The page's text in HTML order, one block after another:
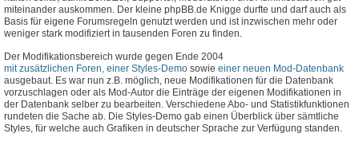
miteinander auskommen. Der kleine phpBB.de Knigge durfte und darf auch als
Basis für eigene Forumsregeln genutzt werden und ist inzwischen mehr oder
weniger stark modifiziert in tausenden Foren zu finden.
Der Modifikationsbereich wurde gegen Ende 2004
mit zusätzlichen Foren, einer Styles-Demo sowie einer neuen Mod-Datenbank
ausgebaut. Es war nun z.B. möglich, neue Modifikationen für die Datenbank
vorzuschlagen oder als Mod-Autor die Einträge der eigenen Modifikationen in
der Datenbank selber zu bearbeiten. Verschiedene Abo- und Statistikfunktionen
rundeten die Sache ab. Die Styles-Demo gab einen Überblick über sämtliche
Styles, für welche auch Grafiken in deutscher Sprache zur Verfügung standen.